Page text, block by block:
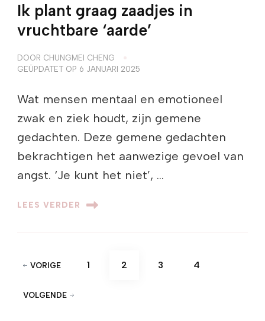
Ik plant graag zaadjes in
vruchtbare ‘aarde’
DOOR CHUNGMEI CHENG
GEÜPDATET OP 6 JANUARI 2025
Wat mensen mentaal en emotioneel
zwak en ziek houdt, zijn gemene
gedachten. Deze gemene gedachten
bekrachtigen het aanwezige gevoel van
angst. ‘Je kunt het niet’, …
LEES VERDER
Berichten
paginering
VORIGE PAGINA
1 PAGINA
2 PAGINA
3 PAGINA
4
VOLGENDE